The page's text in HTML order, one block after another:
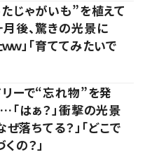
じゃがいも”を植えて
後、驚きの光景に
ｗ」「育ててみたいで
ーで“忘れ物”を発
「はぁ？」衝撃の光景
ぜ落ちてる？」「どこで
の？」